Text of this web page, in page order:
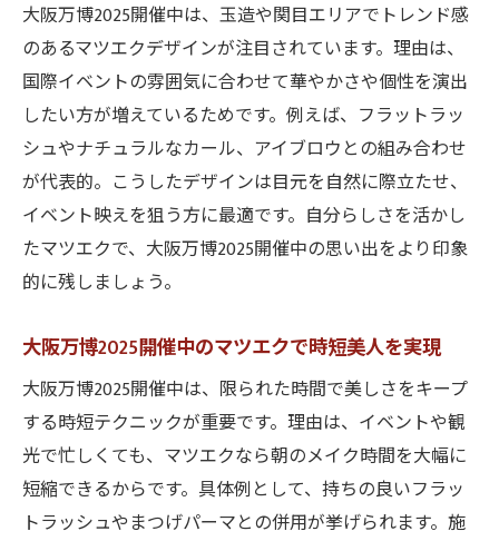
大阪万博2025開催中は、玉造や関目エリアでトレンド感
のあるマツエクデザインが注目されています。理由は、
国際イベントの雰囲気に合わせて華やかさや個性を演出
したい方が増えているためです。例えば、フラットラッ
シュやナチュラルなカール、アイブロウとの組み合わせ
が代表的。こうしたデザインは目元を自然に際立たせ、
イベント映えを狙う方に最適です。自分らしさを活かし
たマツエクで、大阪万博2025開催中の思い出をより印象
的に残しましょう。
大阪万博2025開催中のマツエクで時短美人を実現
大阪万博2025開催中は、限られた時間で美しさをキープ
する時短テクニックが重要です。理由は、イベントや観
光で忙しくても、マツエクなら朝のメイク時間を大幅に
短縮できるからです。具体例として、持ちの良いフラッ
トラッシュやまつげパーマとの併用が挙げられます。施